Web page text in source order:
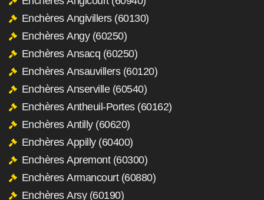
Enchères Angivillers (60130)
Enchères Angy (60250)
Enchères Ansacq (60250)
Enchères Ansauvillers (60120)
Enchères Anserville (60540)
Enchères Antheuil-Portes (60162)
Enchères Antilly (60620)
Enchères Appilly (60400)
Enchères Apremont (60300)
Enchères Armancourt (60880)
Enchères Arsy (60190)